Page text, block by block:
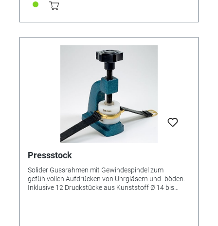
Nr. 1 unter den Uhrglas-Polituren für Acrylglas - Erzielt
auch in tieferen Kratzern Resultate in Profiqualität -
Wirksamkeit: Damit ist PolyWatch weltweit der erste
und einzige Kratzer-Entferner für Uhrengläser, der das
TÜV-Prüfsiegel auf "nachgewiesene Wirksamkeit"
erhalten hat. - Einfache und schnelle Anwendung -
Überlegene Wirkung dank Plastic-Deformation-
Technology NEUES VERPACKUNGSDESIGN AB CA.
Pressstock
Solider Gussrahmen mit Gewindespindel zum
gefühlvollen Aufdrücken von Uhrgläsern und -böden.
Inklusive 12 Druckstücke aus Kunststoff Ø 14 bis